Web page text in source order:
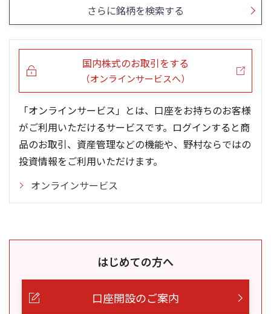
13週移動平均 26週移動平均 出来高(千)
0
5ヶ月移動平均 25ヶ月移動平均 出来高(千)
0
さらに銘柄を検索する
国内株式のお取引をする
（オンラインサービスへ）
「オンラインサービス」とは、口座をお持ちのお客様
がご利用いただけるサービスです。ログインすると商
品のお取引、資産管理などの機能や、野村ならではの
投資情報をご利用いただけます。
オンラインサービス
はじめての方へ
口座開設のご案内